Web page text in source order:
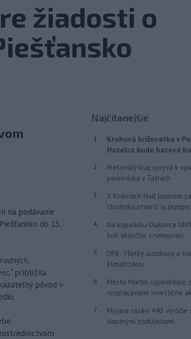
žiadosti o
na podávanie
do 15.
priblížila
pôvod v
Najčítanejšie
1
Kruhová križovatka v
Hozelca bude hotová
2
Prešovský kraj vyzýva k
parkoviska v Tatrách
3
V Košiciach Nad jazerom
chodníka,otvorili aj
4
Na kúpalisku Diakovce
ľudí skončilo v nemocnici
5
DPB: Všetky autobusy a
klimatizáciu
6
Mesto Martin vypovedalo
rozpracované investičné
7
Myjava oslávi 440.
viacerými podujatiami